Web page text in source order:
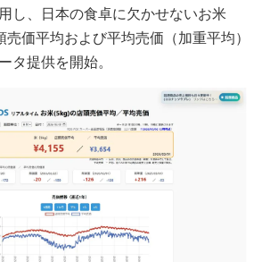
し、日本の食卓に欠かせないお米
売価平均および平均売価（加重平均）
タ提供を開始。